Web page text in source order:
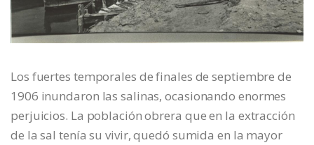
Los fuertes temporales de finales de septiembre de
1906 inundaron las salinas, ocasionando enormes
perjuicios. La población obrera que en la extracción
de la sal tenía su vivir, quedó sumida en la mayor